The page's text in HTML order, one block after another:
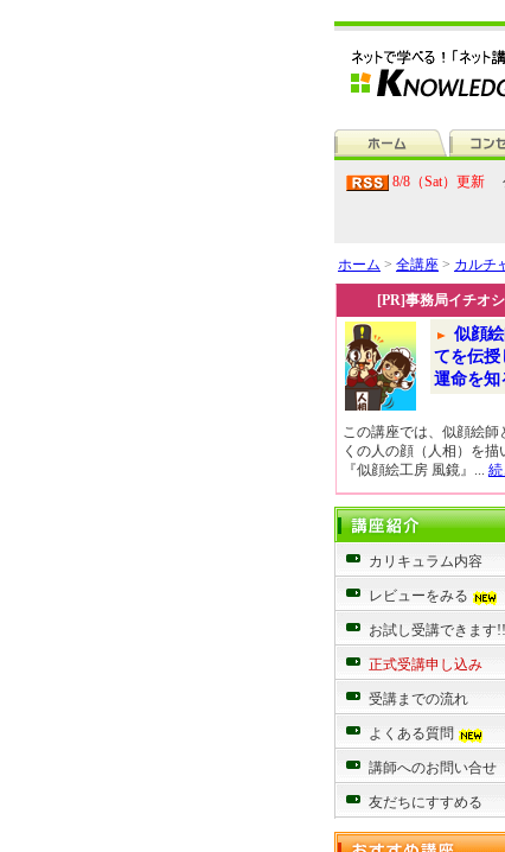
8/8（Sat）更新
ホーム > 全講座 > カルチ
[PR]事務局イチオ
似顔
てを伝授
運命を知
この講座では、似顔絵師
くの人の顔（人相）を描
『似顔絵工房 風鏡』... 続
カリキュラム内容
レビューをみる
お試し受講できます!!
正式受講申し込み
受講までの流れ
よくある質問
講師へのお問い合せ
友だちにすすめる